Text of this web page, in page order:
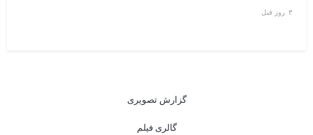
۳ روز قبل
گزارش تصویری
گالری فیلم